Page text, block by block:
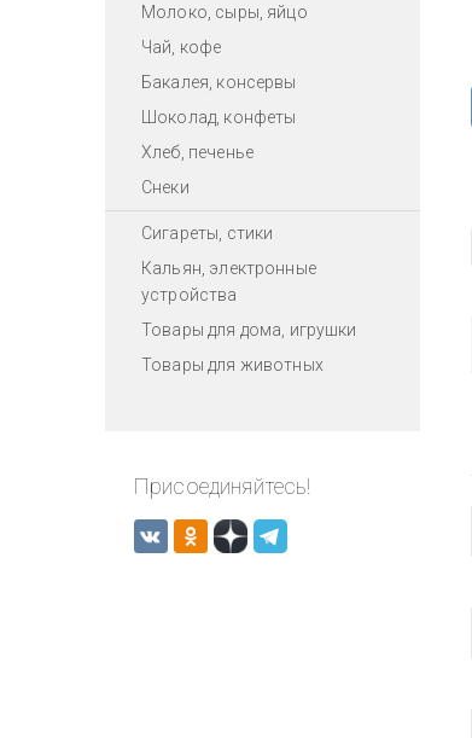
Молоко, сыры, яйцо
Чай, кофе
Бакалея, консервы
Шоколад, конфеты
Хлеб, печенье
Снеки
Сигареты, стики
Кальян, электронные
устройства
Товары для дома, игрушки
Товары для животных
Присоединяйтесь!